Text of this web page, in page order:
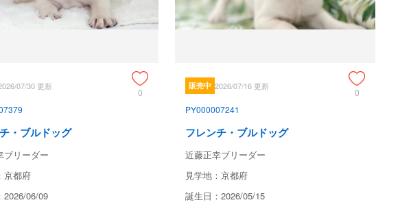
07/30 更新
0
・ブルドッグ
ブリーダー
京都府
2026/06/09
販売中 2026/07/16 更新
0
PY000007241
フレンチ・ブルドッグ
近藤正幸ブリーダー
見学地：京都府
誕生日：2026/05/15